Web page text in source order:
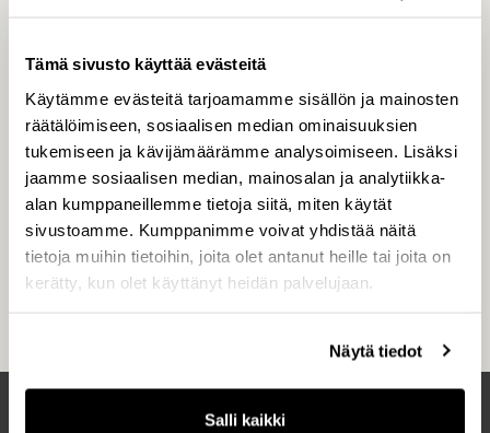
Tämä sivusto käyttää evästeitä
Käytämme evästeitä tarjoamamme sisällön ja mainosten
räätälöimiseen, sosiaalisen median ominaisuuksien
tukemiseen ja kävijämäärämme analysoimiseen. Lisäksi
jaamme sosiaalisen median, mainosalan ja analytiikka-
alan kumppaneillemme tietoja siitä, miten käytät
sivustoamme. Kumppanimme voivat yhdistää näitä
tietoja muihin tietoihin, joita olet antanut heille tai joita on
kerätty, kun olet käyttänyt heidän palvelujaan.
Näytä tiedot
Salli kaikki
Buyout, Russia, Credit, Public Market ja CapMan
Real Estate, joista jokaisesta vastaa oma
yrittäjähenkinen sijoitustiimi. Kullakin
sijoitusalueella on omat erikoistuneet rahastot.
CapManin palveluksessa on noin 100
ammattilaista Helsingissä, Tukholmassa,
Oslossa, Moskovassa ja Luxemburgissa. CapMan
on perustettu vuonna 1989, ja yhtiö on listattu